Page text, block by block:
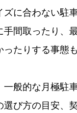
ズに合わない駐
手間取ったり、
ったりする事態
一般的な月極駐
選び方の目安、